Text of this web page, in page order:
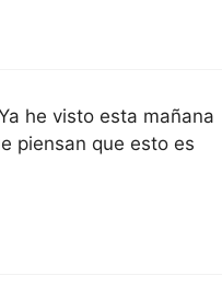
he visto esta mañana
piensan que esto es